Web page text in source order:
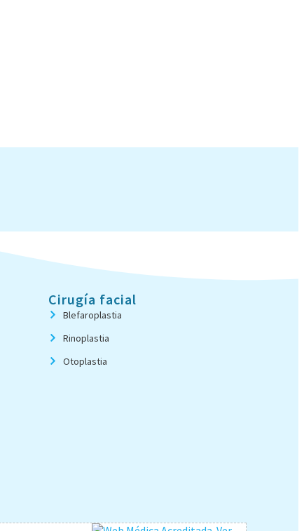
Cirugía facial
Blefaroplastia
Rinoplastia
Otoplastia